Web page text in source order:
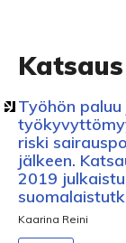
Katsaus
Työhön paluu
riski
jälkeen.
2019
Kaarina Reini